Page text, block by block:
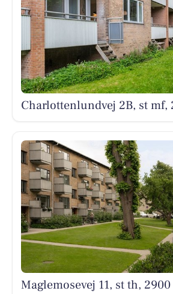
Charlottenlundvej 2B, st mf,
Maglemosevej 11, st th,